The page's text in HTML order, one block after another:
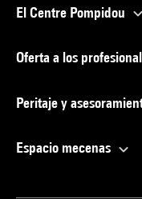
El Centre Pompidou
Oferta a los
Peritaje y
Espacio mecenas